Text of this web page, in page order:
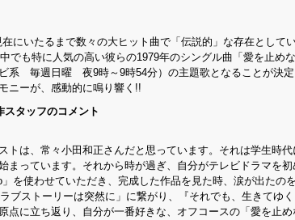
にいたるまで数々の大ヒット曲で「伝説的」な存在として
でも特に人気の高い彼らの1979年のシングル曲「愛を止め
系 毎週日曜 夜9時～9時54分）の主題歌となることが決定
ニーが、感動的に鳴り響く!!
タッフのコメント
トは、常々小田和正さんだと思っています。それは学生時
っています。それから時が過ぎ、自分がテレビドラマを初
」を使わせていただき、完成した作品を見た時、涙が出たの
ブストーリーは突然に」に繋がり、『それでも、生きてゆ
点に立ち返り、自分が一番好きな、オフコースの「愛を止